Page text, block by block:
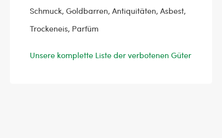
Schmuck, Goldbarren, Antiquitäten, Asbest,
Trockeneis, Parfüm
Unsere komplette Liste der verbotenen Güter